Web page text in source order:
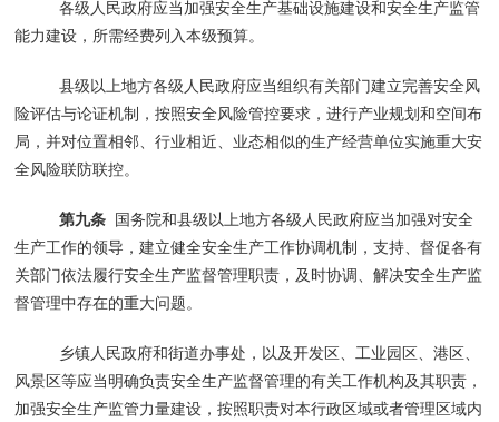
各级人民政府应当加强安全生产基础设施建设和安全生产监管
能力建设，所需经费列入本级预算。
县级以上地方各级人民政府应当组织有关部门建立完善安全风
险评估与论证机制，按照安全风险管控要求，进行产业规划和空间布
局，并对位置相邻、行业相近、业态相似的生产经营单位实施重大安
全风险联防联控。
第九条
国务院和县级以上地方各级人民政府应当加强对安全
生产工作的领导，建立健全安全生产工作协调机制，支持、督促各有
关部门依法履行安全生产监督管理职责，及时协调、解决安全生产监
督管理中存在的重大问题。
乡镇人民政府和街道办事处，以及开发区、工业园区、港区、
风景区等应当明确负责安全生产监督管理的有关工作机构及其职责，
加强安全生产监管力量建设，按照职责对本行政区域或者管理区域内